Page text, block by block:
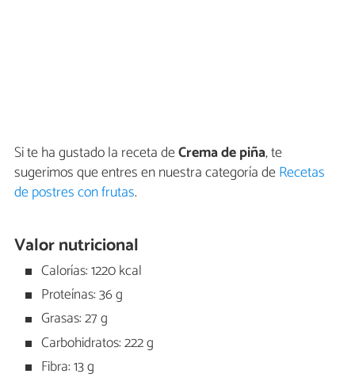
Si te ha gustado la receta deCrema de piña, te
sugerimos que entres en nuestra categoría deRecetas
de postres con frutas.
Valor nutricional
Calorías: 1220 kcal
Proteínas: 36 g
Grasas: 27 g
Carbohidratos: 222 g
Fibra: 13 g